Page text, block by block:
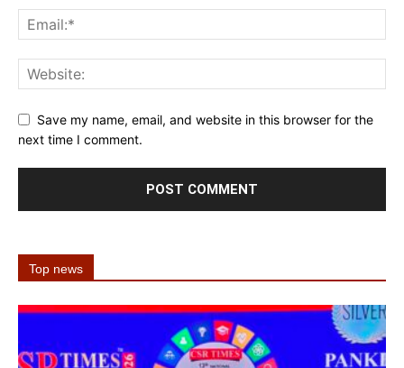
Save my name, email, and website in this browser for the
next time I comment.
Top news